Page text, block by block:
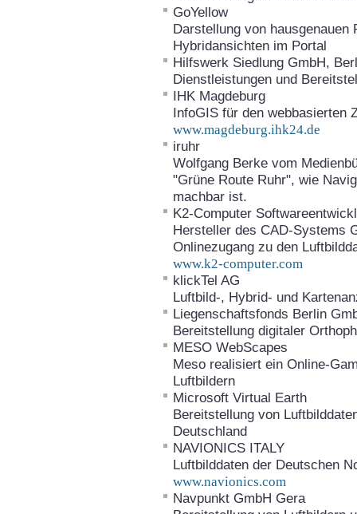
GoYellow
Darstellung von
Hybridansichten im Portal
Hilfswerk Siedlung GmbH,
Dienstleistungen und
IHK Magdeburg
InfoGIS für den webbasierten
www.magdeburg.ihk24.de
iruhr
Wolfgang Berke vom
"Grüne Route Ruhr", wie
machbar ist.
K2-Computer
Hersteller des CAD-Systems
Onlinezugang zu den
www.k2-computer.com
klickTel AG
Luftbild-, Hybrid- und
Liegenschaftsfonds Berlin
Bereitstellung digitaler
MESO WebScapes
Meso realisiert ein Online-
Luftbildern
Microsoft Virtual Earth
Bereitstellung von
Deutschland
NAVIONICS ITALY
Luftbilddaten der Deutschen
www.navionics.com
Navpunkt GmbH Gera